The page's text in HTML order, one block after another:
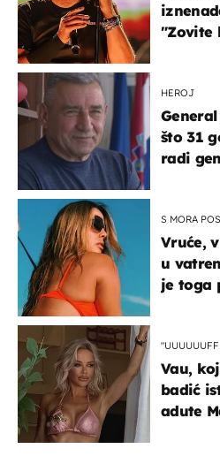
"Zovite
HEROJ
što 31
radi
S MORA
Vruće,
u
je toga
Vau,
badić
adute